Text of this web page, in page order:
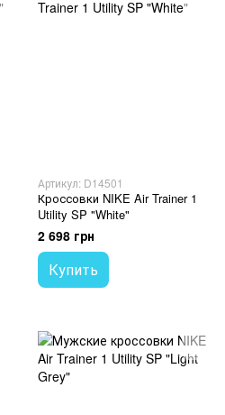
Артикул: D14501
Кроссовки NIKE Air Trainer 1
Utility SP "White"
2 698 грн
Купить